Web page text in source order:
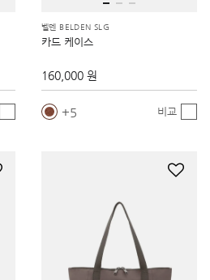
벨덴 BELDEN SLG
카드 케이스
160,000 원
5 비교